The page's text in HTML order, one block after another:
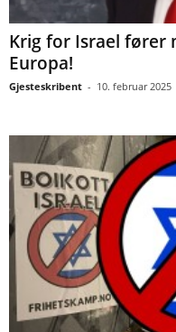
Krig for Israel fører
Europa!
Gjesteskribent - 10. februar 2025